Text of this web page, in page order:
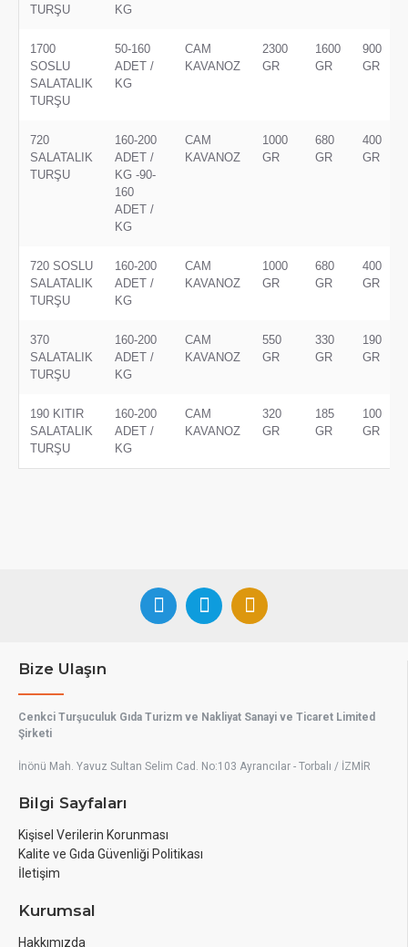
TURŞU
KG
1700
SOSLU
SALATALIK
TURŞU
50-160
ADET /
KG
CAM
KAVANOZ
2300
GR
1600
GR
900
GR
720
SALATALIK
TURŞU
160-200
ADET /
KG -90-
160
ADET /
KG
CAM
KAVANOZ
1000
GR
680
GR
400
GR
720 SOSLU
SALATALIK
TURŞU
160-200
ADET /
KG
CAM
KAVANOZ
1000
GR
680
GR
400
GR
370
SALATALIK
TURŞU
160-200
ADET /
KG
CAM
KAVANOZ
550
GR
330
GR
190
GR
190 KITIR
SALATALIK
TURŞU
160-200
ADET /
KG
CAM
KAVANOZ
320
GR
185
GR
100
GR
Bize Ulaşın
Cenkci Turşuculuk Gıda Turizm ve Nakliyat Sanayi ve Ticaret Limited
Şirketi
İnönü Mah. Yavuz Sultan Selim Cad. No:103 Ayrancılar - Torbalı / İZMİR
Bilgi Sayfaları
Kişisel Verilerin Korunması
Kalite ve Gıda Güvenliği Politikası
İletişim
Kurumsal
Hakkımızda